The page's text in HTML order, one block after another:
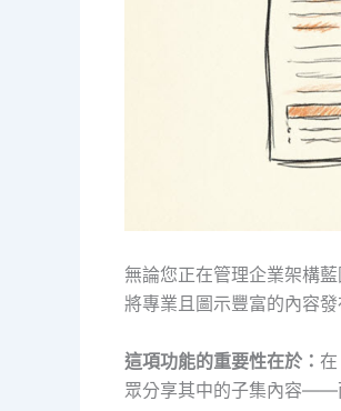
無論您正在管理企業架構
將專業且圖示豐富的內容
這項功能的重要性在於：
眾分享其中的子集內容——